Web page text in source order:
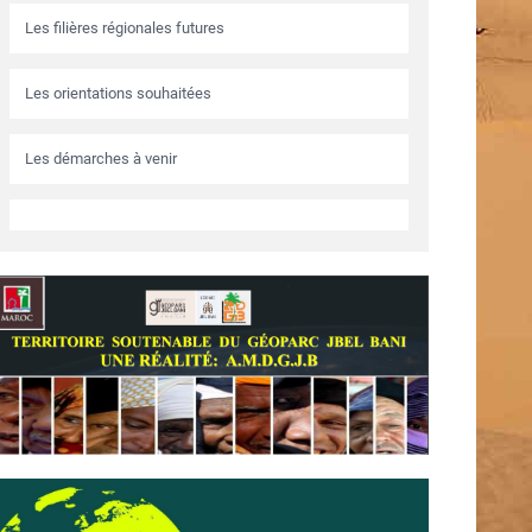
Les filières régionales futures
Les orientations souhaitées
Les démarches à venir